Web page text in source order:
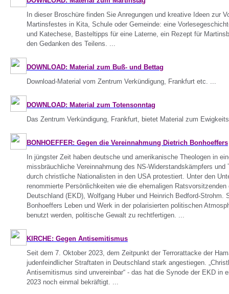
In dieser Broschüre finden Sie Anregungen und kreative Ideen zur
Martinsfestes in Kita, Schule oder Gemeinde: eine
und Katechese, Basteltipps für eine Laterne, ein Rezept für
den Gedanken des Teilens. ...
DOWNLOAD: Material zum Buß- und Bettag
Download-Material vom Zentrum Verkündigung, Frankfurt etc. ...
DOWNLOAD: Material zum Totensonntag
Das Zentrum Verkündigung, Frankfurt, bietet Material zum
BONHOEFFER: Gegen die Vereinnahmung Dietrich Bonhoeffers
In jüngster Zeit haben deutsche und amerikanische Theologen in
missbräuchliche Vereinnahmung des NS-Widerstandskämpfers und
durch christliche Nationalisten in den USA protestiert. Unter den
renommierte Persönlichkeiten wie die ehemaligen
Deutschland (EKD), Wolfgang Huber und Heinrich Bedford-Strohm.
Bonhoeffers Leben und Werk in der polarisierten politischen
benutzt werden, politische Gewalt zu rechtfertigen. ...
KIRCHE: Gegen Antisemitismus
Seit dem 7. Oktober 2023, dem Zeitpunkt der Terrorattacke der
judenfeindlicher Straftaten in Deutschland stark angestiegen.
Antisemitismus sind unvereinbar“ - das hat die Synode der EKD in
2023 noch einmal bekräftigt. ...